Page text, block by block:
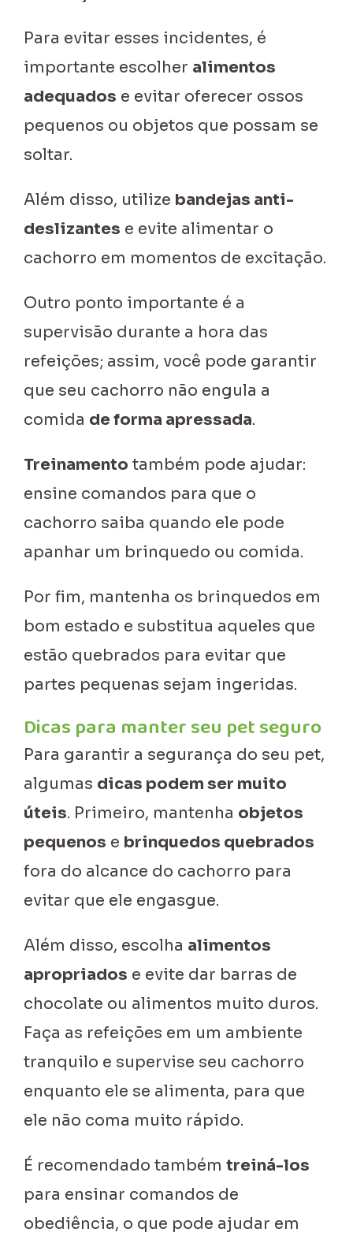
Para evitar esses incidentes, é
importante escolher alimentos
adequados e evitar oferecer ossos
pequenos ou objetos que possam se
soltar.
Além disso, utilize bandejas anti-
deslizantes e evite alimentar o
cachorro em momentos de excitação.
Outro ponto importante é a
supervisão durante a hora das
refeições; assim, você pode garantir
que seu cachorro não engula a
comida de forma apressada.
Treinamento também pode ajudar:
ensine comandos para que o
cachorro saiba quando ele pode
apanhar um brinquedo ou comida.
Por fim, mantenha os brinquedos em
bom estado e substitua aqueles que
estão quebrados para evitar que
partes pequenas sejam ingeridas.
Dicas para manter seu pet seguro
Para garantir a segurança do seu pet,
algumas dicas podem ser muito
úteis. Primeiro, mantenha objetos
pequenos e brinquedos quebrados
fora do alcance do cachorro para
evitar que ele engasgue.
Além disso, escolha alimentos
apropriados e evite dar barras de
chocolate ou alimentos muito duros.
Faça as refeições em um ambiente
tranquilo e supervise seu cachorro
enquanto ele se alimenta, para que
ele não coma muito rápido.
É recomendado também treiná-los
para ensinar comandos de
obediência, o que pode ajudar em